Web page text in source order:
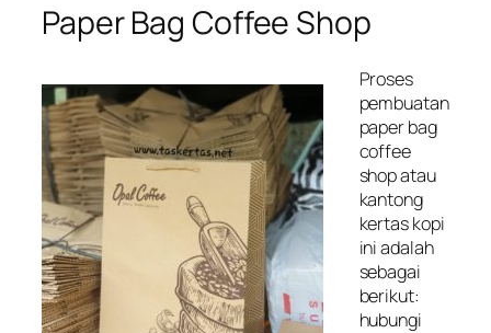
Paper Bag Coffee Shop
Proses
pembuatan
paper bag
coffee
shop atau
kantong
kertas kopi
ini adalah
sebagai
berikut:
hubungi